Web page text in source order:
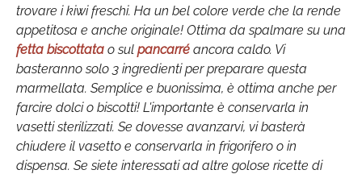
trovare i kiwi freschi. Ha un bel colore verde che la rende
appetitosa e anche originale! Ottima da spalmare su una
fetta biscottata o sul pancarré ancora caldo. Vi
basteranno solo 3 ingredienti per preparare questa
marmellata. Semplice e buonissima, è ottima anche per
farcire dolci o biscotti! L'importante è conservarla in
vasetti sterilizzati. Se dovesse avanzarvi, vi basterà
chiudere il vasetto e conservarla in frigorifero o in
dispensa. Se siete interessati ad altre golose ricette di